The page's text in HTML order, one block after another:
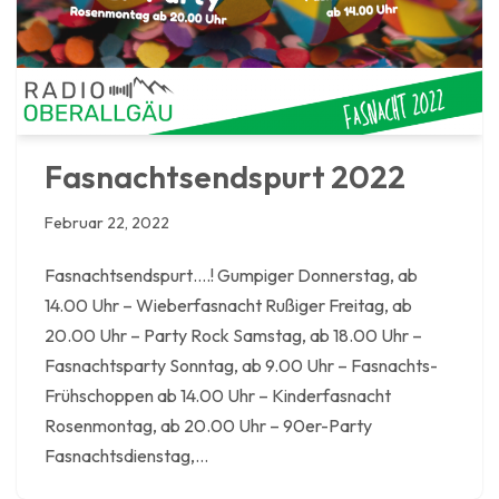
Fasnachtsendspurt 2022
Februar 22, 2022
Fasnachtsendspurt….! Gumpiger Donnerstag, ab
14.00 Uhr – Wieberfasnacht Rußiger Freitag, ab
20.00 Uhr – Party Rock Samstag, ab 18.00 Uhr –
Fasnachtsparty Sonntag, ab 9.00 Uhr – Fasnachts-
Frühschoppen ab 14.00 Uhr – Kinderfasnacht
Rosenmontag, ab 20.00 Uhr – 90er-Party
Fasnachtsdienstag,…